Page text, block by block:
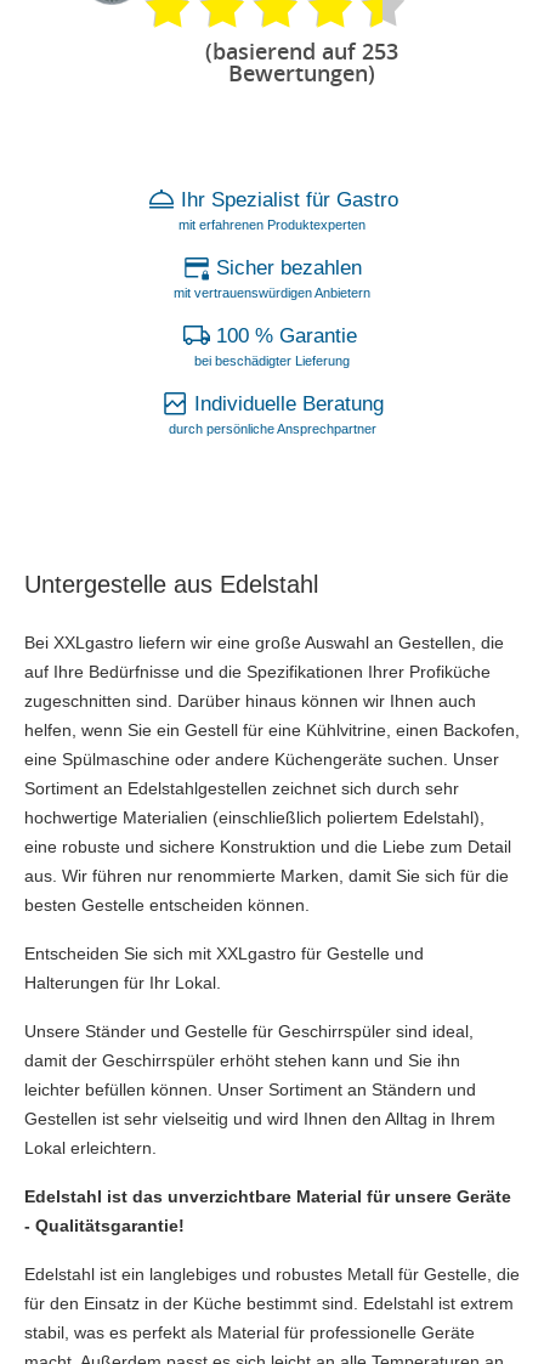
(basierend auf 253
Bewertungen)
Ihr Spezialist für Gastro
mit erfahrenen Produktexperten
Sicher bezahlen
mit vertrauenswürdigen Anbietern
100 % Garantie
bei beschädigter Lieferung
Individuelle Beratung
durch persönliche Ansprechpartner
Untergestelle aus Edelstahl
Bei XXLgastro liefern wir eine große Auswahl an Gestellen, die
auf Ihre Bedürfnisse und die Spezifikationen Ihrer Profiküche
zugeschnitten sind. Darüber hinaus können wir Ihnen auch
helfen, wenn Sie ein Gestell für eine Kühlvitrine, einen Backofen,
eine Spülmaschine oder andere Küchengeräte suchen. Unser
Sortiment an Edelstahlgestellen zeichnet sich durch sehr
hochwertige Materialien (einschließlich poliertem Edelstahl),
eine robuste und sichere Konstruktion und die Liebe zum Detail
aus. Wir führen nur renommierte Marken, damit Sie sich für die
besten Gestelle entscheiden können.
Entscheiden Sie sich mit XXLgastro für Gestelle und
Halterungen für Ihr Lokal.
Unsere Ständer und Gestelle für Geschirrspüler sind ideal,
damit der Geschirrspüler erhöht stehen kann und Sie ihn
leichter befüllen können. Unser Sortiment an Ständern und
Gestellen ist sehr vielseitig und wird Ihnen den Alltag in Ihrem
Lokal erleichtern.
Edelstahl ist das unverzichtbare Material für unsere Geräte
- Qualitätsgarantie!
Edelstahl ist ein langlebiges und robustes Metall für Gestelle, die
für den Einsatz in der Küche bestimmt sind. Edelstahl ist extrem
stabil, was es perfekt als Material für professionelle Geräte